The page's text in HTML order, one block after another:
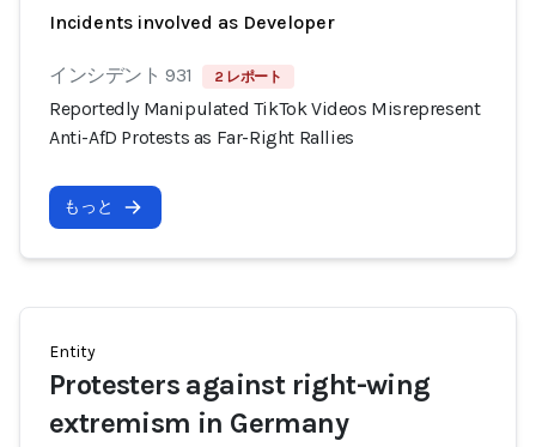
Incidents involved as Developer
インシデント 931 2 レポート
Reportedly Manipulated TikTok Videos Misrepresent
Anti-AfD Protests as Far-Right Rallies
もっと
Entity
Protesters against right-wing
extremism in Germany